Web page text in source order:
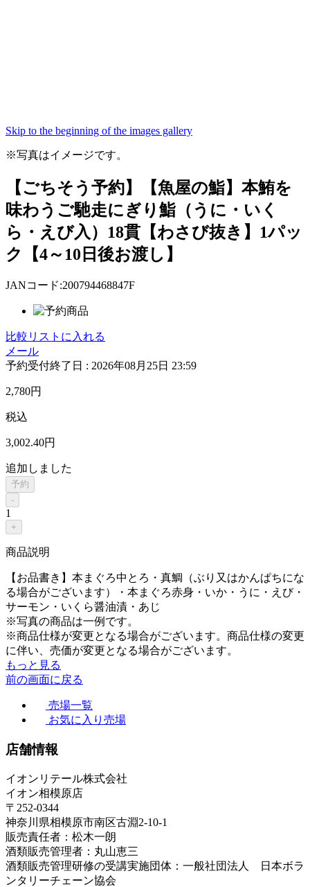
Skip to the beginning of the images gallery
※写真はイメージです。
【ごちそう予約】【魚屋の鮨】本鮪を
味わうご馳走にぎり鮨（うに・いく
ら・えび入）18貫【わさび抜き】1パッ
ク【4～10日後お渡し】
JANコード:200794468847F
比較リストに入れる
メール
予約受付終了日 : 2026年08月25日 23:59
2,780円
税込
3,002.40円
追加しました
予約
-
1
+
商品説明
【お品書き】本まぐろ中とろ・真鯛（ぶり又はかんぱちにな
る場合がございます）・本まぐろ赤身・いか・うに・えび・
サーモン・いくら醤油漬・あじ
※写真の商品は一例です。
※商品仕様が変更となる場合がございます。商品仕様の変更
に伴い、売価が変更となる場合がございます。
もっと見る
前の画面に戻る
売場一覧
お気に入り売場
店舗情報
イオンリテール株式会社
イオン相模原店
〒252-0344
神奈川県相模原市南区古淵2-10-1
販売責任者：松木一朗
酒類販売管理者：丸山恵三
酒類販売管理研修の受講実施団体：一般社団法人 日本ボラ
ンタリーチェーン協会